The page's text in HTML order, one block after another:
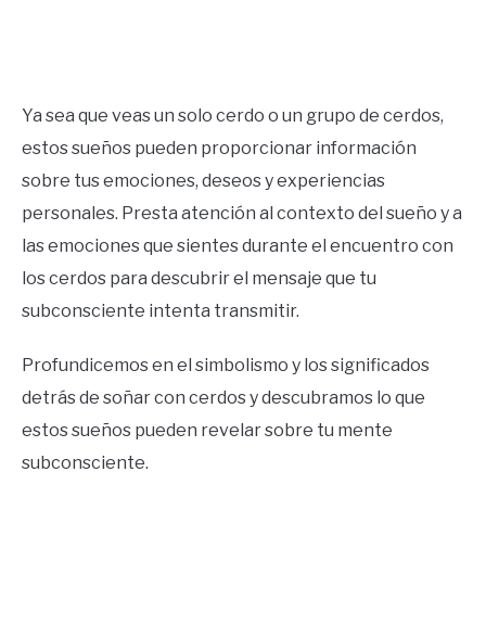
Ya sea que veas un solo cerdo o un grupo de cerdos,
estos sueños pueden proporcionar información
sobre tus emociones, deseos y experiencias
personales. Presta atención al contexto del sueño y a
las emociones que sientes durante el encuentro con
los cerdos para descubrir el mensaje que tu
subconsciente intenta transmitir.
Profundicemos en el simbolismo y los significados
detrás de soñar con cerdos y descubramos lo que
estos sueños pueden revelar sobre tu mente
subconsciente.